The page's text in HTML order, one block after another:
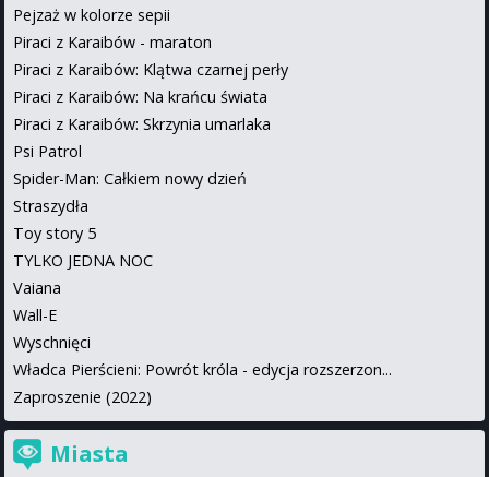
Pejzaż w kolorze sepii
Piraci z Karaibów - maraton
Piraci z Karaibów: Klątwa czarnej perły
Piraci z Karaibów: Na krańcu świata
Piraci z Karaibów: Skrzynia umarlaka
Psi Patrol
Spider-Man: Całkiem nowy dzień
Straszydła
Toy story 5
TYLKO JEDNA NOC
Vaiana
Wall-E
Wyschnięci
Władca Pierścieni: Powrót króla - edycja rozszerzon...
Zaproszenie (2022)
Miasta